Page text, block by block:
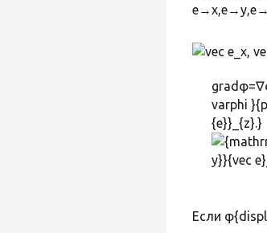
varphi
{e}}_{z}.}
Если